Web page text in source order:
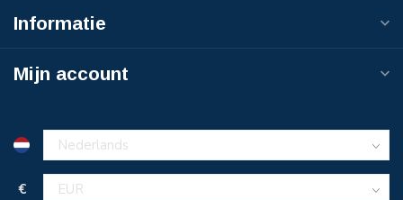
Informatie
Mijn account
€